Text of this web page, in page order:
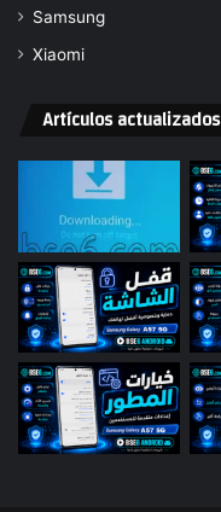
Samsung
Xiaomi
Artículos actualizados